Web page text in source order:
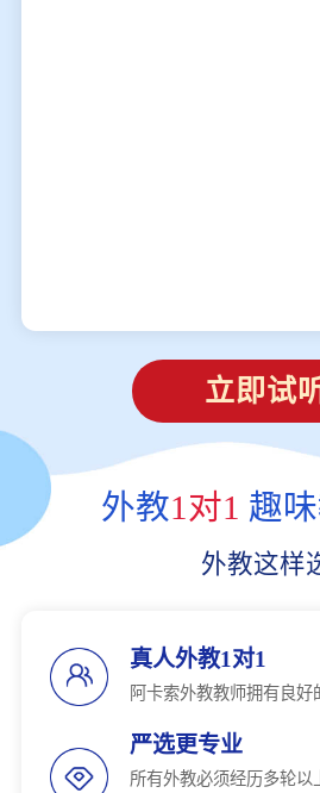
立即试
外教1对1 趣
外教这样
真人外教1对1
阿卡索外教教师拥有良好
严选更专业
所有外教必须经历多轮以